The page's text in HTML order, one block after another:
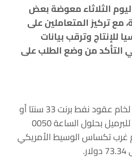
الثلاثاء معوضة بعض
مع تركيز المتعاملين على
وترقب بيانات
التأكد من وضع الطلب على
وارتفعت العقود الآجلة لخام عقود نفط برنت 33 سنتا أو
0.4 بالمئة إلى 78 دولارا للبرميل بحلول الساعة 0050
غرب تكساس الوسيط الأمريكي